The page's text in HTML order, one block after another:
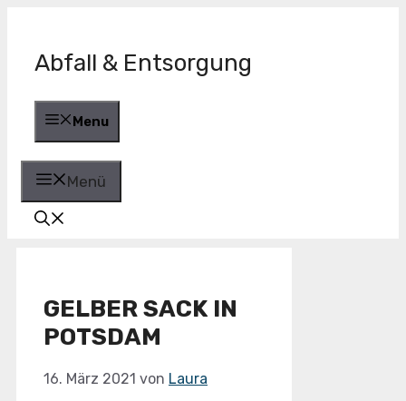
Abfall & Entsorgung
Menu
Menü
GELBER SACK IN
POTSDAM
16. März 2021 von Laura